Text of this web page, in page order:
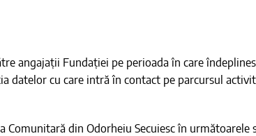
angajații Fundației pe perioada în care
datelor cu care intră în contact pe parcursul
din Odorheiu Secuiesc în următoarele